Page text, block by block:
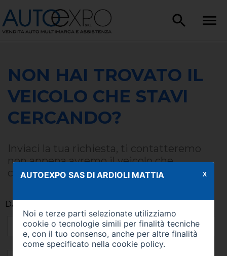
NON HAI TROVATO IL
VEICOLO CHE STAVI
CERCANDO?
Inviaci la tua richiesta, ti contatteremo
non appena avremo il veicolo che
corrisponde alle tue esigenze.
DATI DEL CLIENTE
AUTOEXPO SAS DI ARDIOLI MATTIA
Noi e terze parti selezionate utilizziamo
cookie o tecnologie simili per finalità tecniche
e, con il tuo consenso, anche per altre finalità
come specificato nella cookie policy.
X